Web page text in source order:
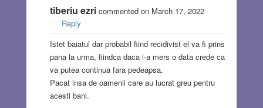
tiberiu ezricommented on March 17, 2022
Reply
Istet baiatul dar probabil fiind recidivist el va fi prins
pana la urma, fiindca daca i-a mers o data crede ca
va putea continua fara pedeapsa.
Pacat insa de oamenii care au lucrat greu pentru
acesti bani.